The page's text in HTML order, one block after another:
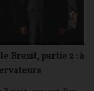
Brexit, partie 2 : à